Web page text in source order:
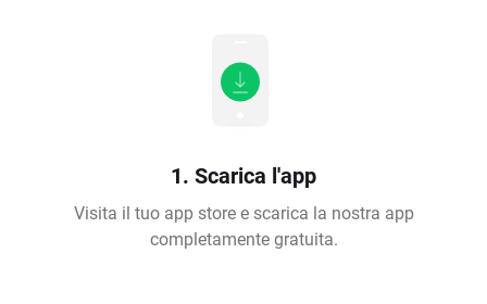
1. Scarica l'app
Visita il tuo app store e scarica la nostra app
completamente gratuita.